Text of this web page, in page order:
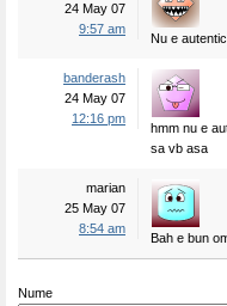
24 May 07
9:57 am
Nu e autentic.
banderash
24 May 07
12:16 pm
hmm nu e
sa vb asa
marian
25 May 07
8:54 am
Bah e bun
Nume